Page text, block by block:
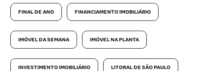
FINAL DE ANO FINANCIAMENTO IMOBILIÁRIO
IMÓVEL DA SEMANA IMÓVEL NA PLANTA
INVESTIMENTO IMOBILIÁRIO LITORAL DE SÃO PAULO